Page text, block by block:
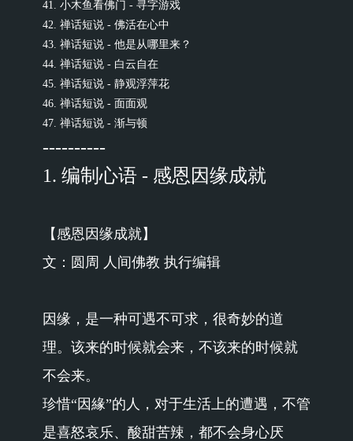
41. 小木鱼看佛门 - 寻字游戏
42. 禅话短说 - 佛活在心中
43. 禅话短说 - 他是从哪里来？
44. 禅话短说 - 白云自在
45. 禅话短说 - 静观浮萍花
46. 禅话短说 - 面面观
47. 禅话短说 - 渐与顿
----------
1. 编制心语 - 感恩因缘成就
【感恩因缘成就】
文：圆周 人间佛教 执行编辑
因缘，是一种可遇不可求，很奇妙的道
理。该来的时候就会来，不该来的时候就
不会来。
珍惜“因緣”的人，对于生活上的遭遇，不管
是喜怒哀乐、酸甜苦辣，都不会身心厌